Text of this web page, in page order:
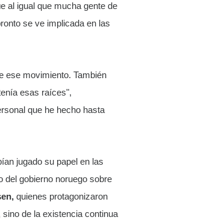
al igual que mucha gente de
se ve implicada en las
ese movimiento. También
esas raíces",
que he hecho hasta
jugado su papel en las
del gobierno noruego sobre
quienes protagonizaron
de la existencia continua